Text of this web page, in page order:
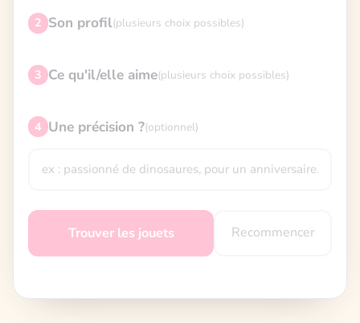
2 Son profil(plusieurs choix possibles)
3 Ce qu'il/elle aime(plusieurs choix possibles)
4 Une précision ?(optionnel)
Trouver les jouets Recommencer